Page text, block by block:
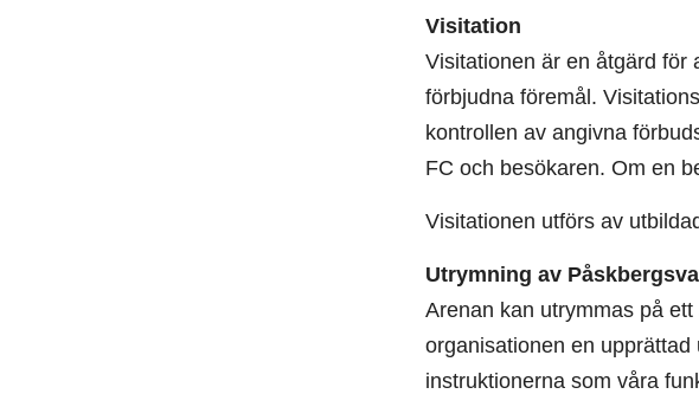
Visitation
Visitationen är en åtgärd för
förbjudna föremål.
kontrollen av angivna
FC och besökaren. Om en
Visitationen utförs av
Utrymning av
Arenan kan utrymmas på
organisationen en
instruktionerna som våra